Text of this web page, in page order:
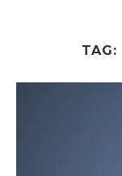
TAG: